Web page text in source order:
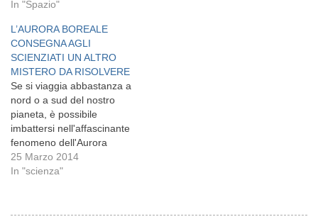
In "Spazio"
L’AURORA BOREALE
CONSEGNA AGLI
SCIENZIATI UN ALTRO
MISTERO DA RISOLVERE
Se si viaggia abbastanza a
nord o a sud del nostro
pianeta, è possibile
imbattersi nell'affascinante
fenomeno dell'Aurora
Polare, spesso denominata
aurora boreale o australe a
ultime immagini dell'aurora
25 Marzo 2014
In "scienza"